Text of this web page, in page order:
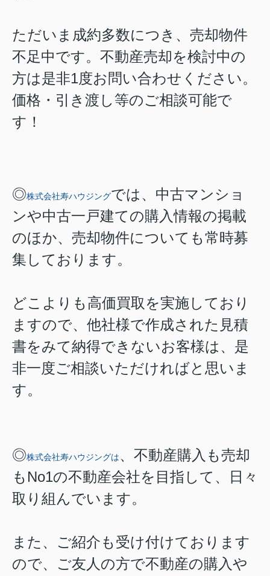
ただいま成約多数につき、売却物件
不足中です。不動産売却を検討中の
方は是非1度お問い合わせください。
価格・引き渡し等のご相談可能で
す！
◎株式会社寿ハウジングでは、中古マンショ
ンや中古一戸建ての購入情報の掲載
のほか、売却物件についても常時募
集しております。
どこよりも高価買取を実施しており
ますので、他社様で作成された見積
書をみて納得できないお客様は、是
非一度ご相談いただければと思いま
す。
◎株式会社寿ハウジングは、不動産購入も売却
もNo1の不動産会社を目指して、日々
取り組んでいます。
また、ご紹介も受け付けております
ので、ご友人の方で不動産の購入や